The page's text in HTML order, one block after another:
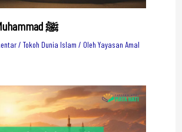
Rasulullah Muhammad ﷺ
/ Tokoh Dunia Islam / Oleh Yayasan Amal